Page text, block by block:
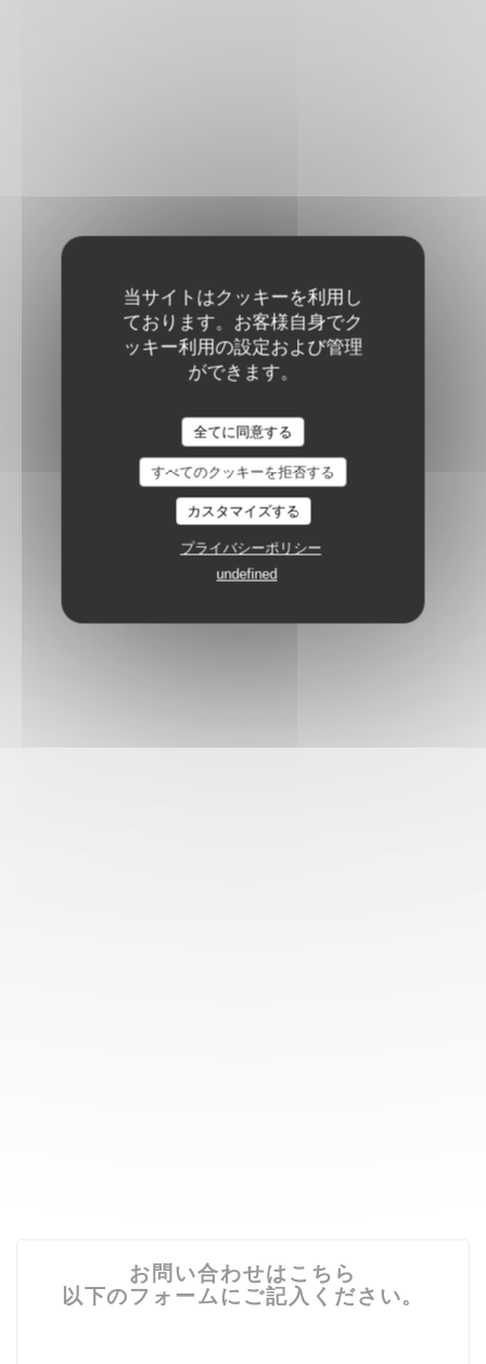
当サイトはクッキーを利用し
ております。お客様自身でク
ッキー利用の設定および管理
ができます。
全てに同意する
すべてのクッキーを拒否する
カスタマイズする
プライバシーポリシー
undefined
お問い合わせはこちら
以下のフォームにご記入ください。